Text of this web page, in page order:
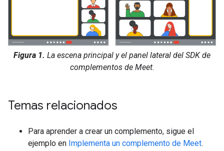
Figura 1. La escena principal y el panel lateral del SDK de
complementos de Meet.
Temas relacionados
Para aprender a crear un complemento, sigue el
ejemplo en Implementa un complemento de Meet.